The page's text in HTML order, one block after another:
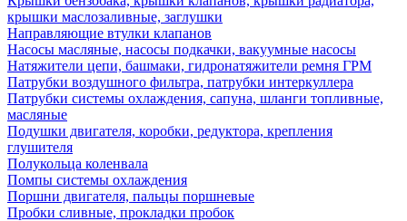
крышки маслозаливные, заглушки
Направляющие втулки клапанов
Насосы масляные, насосы подкачки, вакуумные насосы
Натяжители цепи, башмаки, гидронатяжители ремня ГРМ
Патрубки воздушного фильтра, патрубки интеркуллера
Патрубки системы охлаждения, сапуна, шланги топливные,
масляные
Подушки двигателя, коробки, редуктора, крепления
глушителя
Полукольца коленвала
Помпы системы охлаждения
Поршни двигателя, пальцы поршневые
Пробки сливные, прокладки пробок